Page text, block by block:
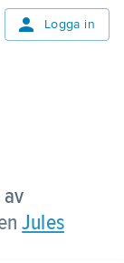
Logga in
Jules